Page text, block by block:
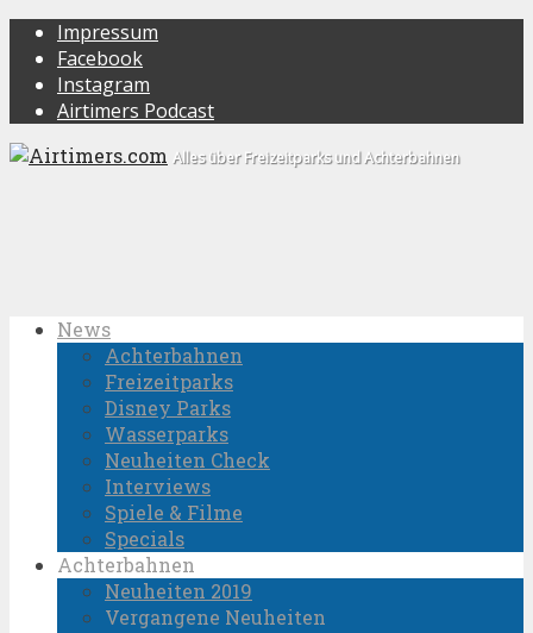
Impressum
Facebook
Instagram
Airtimers Podcast
Alles über Freizeitparks und Achterbahnen
News
Achterbahnen
Freizeitparks
Disney Parks
Wasserparks
Neuheiten Check
Interviews
Spiele & Filme
Specials
Achterbahnen
Neuheiten 2019
Vergangene Neuheiten